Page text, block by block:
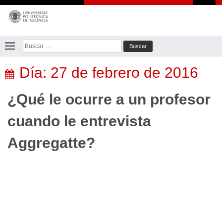
Saltar
contenido
Buscar:
Día: 27 de febrero de 2016
¿Qué le ocurre a un profesor
cuando le entrevista
Aggregatte?